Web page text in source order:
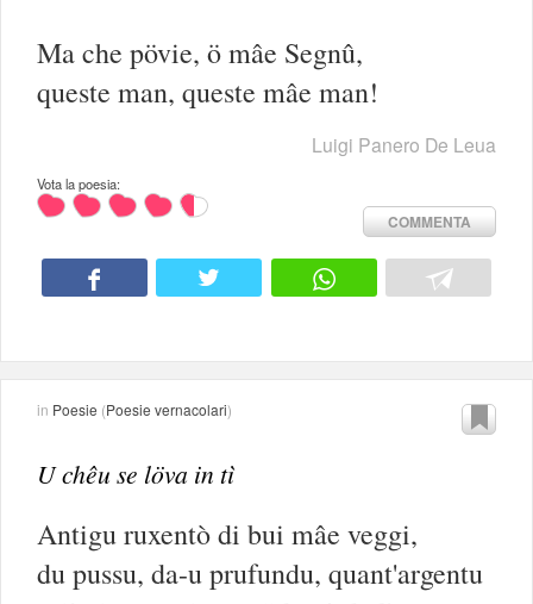
Ma che pövie, ö mâe Segnû,
queste man, queste mâe man!
Luigi Panero De Leua
Vota la poesia:
COMMENTA
in Poesie (Poesie vernacolari)
U chêu se löva in tì
Antigu ruxentò di bui mâe veggi,
du pussu, da-u prufundu, quant'argentu